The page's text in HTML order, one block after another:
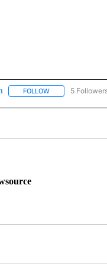
FOLLOWFOLLOW "CNN -
5